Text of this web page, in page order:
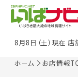
8月8日（土）現在
ホーム お店情報